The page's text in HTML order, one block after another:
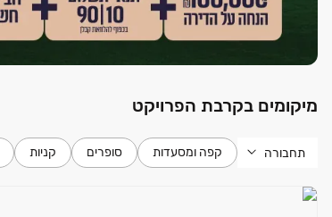
מיקומים בקרבת הפרויקט
תחבורה קפה ומסעדות סופרים קניות